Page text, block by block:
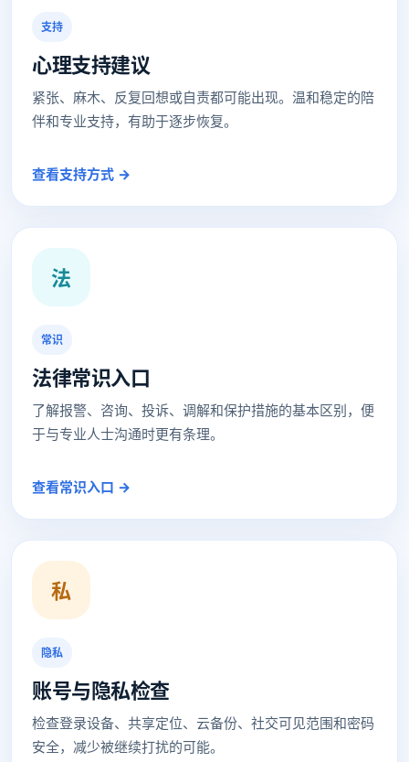
支持
心理支持建议
紧张、麻木、反复回想或自责都可能出现。温和稳定的陪
伴和专业支持，有助于逐步恢复。
查看支持方式 →
法
常识
法律常识入口
了解报警、咨询、投诉、调解和保护措施的基本区别，便
于与专业人士沟通时更有条理。
查看常识入口 →
私
隐私
账号与隐私检查
检查登录设备、共享定位、云备份、社交可见范围和密码
安全，减少被继续打扰的可能。